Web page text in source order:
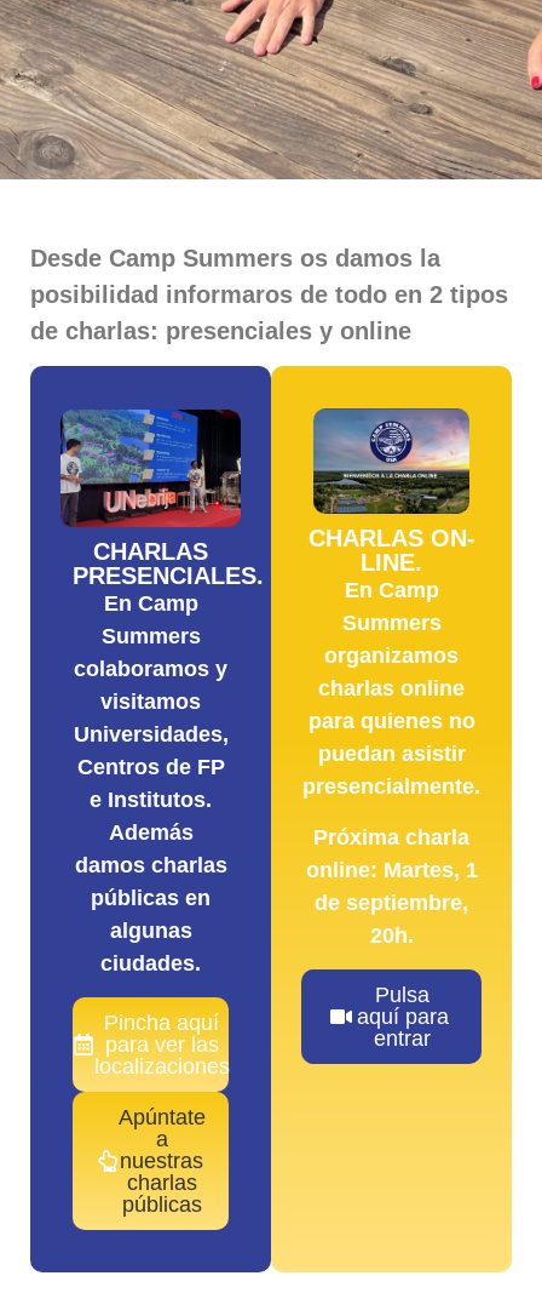
Desde Camp Summers os damos la
posibilidad informaros de todo en 2 tipos
de charlas: presenciales y online
CHARLAS
PRESENCIALES.
En Camp
Summers
colaboramos y
visitamos
Universidades,
Centros de FP
e Institutos.
Además
damos charlas
públicas en
algunas
ciudades.
Pincha aquí
para ver las
localizaciones
Apúntate
a
nuestras
charlas
públicas
CHARLAS ON-
LINE.
En Camp
Summers
organizamos
charlas online
para quienes no
puedan asistir
presencialmente.
Próxima charla
online: Martes, 1
de septiembre,
20h.
Pulsa
aquí para
entrar